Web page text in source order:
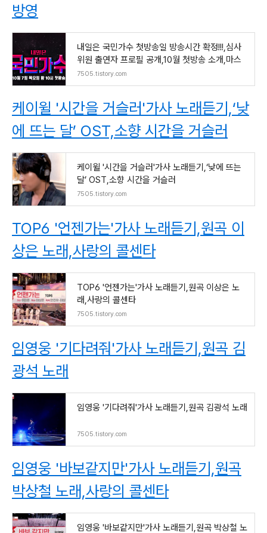
방영
내일은 국민가수 첫방송일 방송시간 확정!!!,심사
위원 출연자 프로필 공개,10월 첫방송 소개,마스
7505.tistory.com
케이윌 '시간을 거슬러'가사 노래듣기,‘낮
에 뜨는 달’ OST,소향 시간을 거슬러
케이윌 '시간을 거슬러'가사 노래듣기,‘낮에 뜨는
달’ OST,소향 시간을 거슬러
7505.tistory.com
TOP6 '언젠가는'가사 노래듣기,원곡 이
상은 노래,사랑의 콜센타
TOP6 '언젠가는'가사 노래듣기,원곡 이상은 노
래,사랑의 콜센타
7505.tistory.com
임영웅 '기다려줘'가사 노래듣기,원곡 김
광석 노래
임영웅 '기다려줘'가사 노래듣기,원곡 김광석 노래
7505.tistory.com
임영웅 '바보같지만'가사 노래듣기,원곡
박상철 노래,사랑의 콜센타
임영웅 '바보같지만'가사 노래듣기,원곡 박상철 노